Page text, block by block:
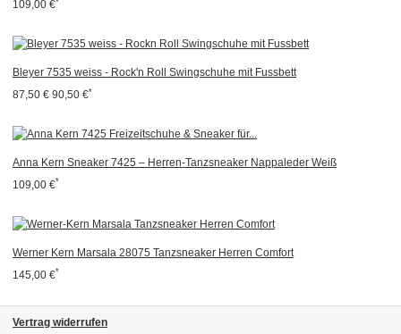
109,00 €
Bleyer 7535 weiss - Rock'n Roll Swingschuhe mit Fussbett
87,50 € 90,50 €*
Anna Kern Sneaker 7425 – Herren-Tanzsneaker Nappaleder Weiß
109,00 €*
Werner Kern Marsala 28075 Tanzsneaker Herren Comfort
145,00 €*
Vertrag widerrufen